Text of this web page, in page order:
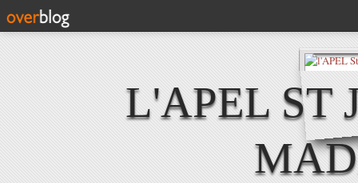
L'APEL ST